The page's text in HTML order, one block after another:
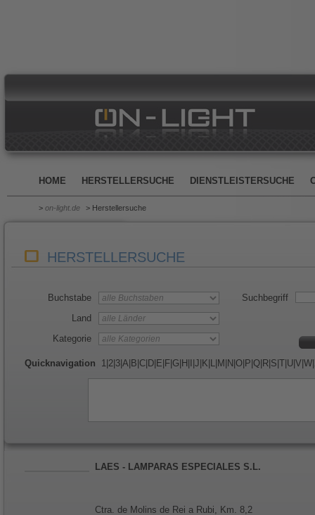
HOME HERSTELLERSUCHE DIENSTLEISTERSUCHE
> on-light.de > Herstellersuche
HERSTELLERSUCHE
Buchstabe
Land
Kategorie
Suchbegriff
Quicknavigation 1 2 3 A B C D E F G H J K L M N O P Q R S T U V W
LAES - LAMPARAS ESPECIALES S.L.
Ctra. de Molins de Rei a Rubi, Km. 8,2